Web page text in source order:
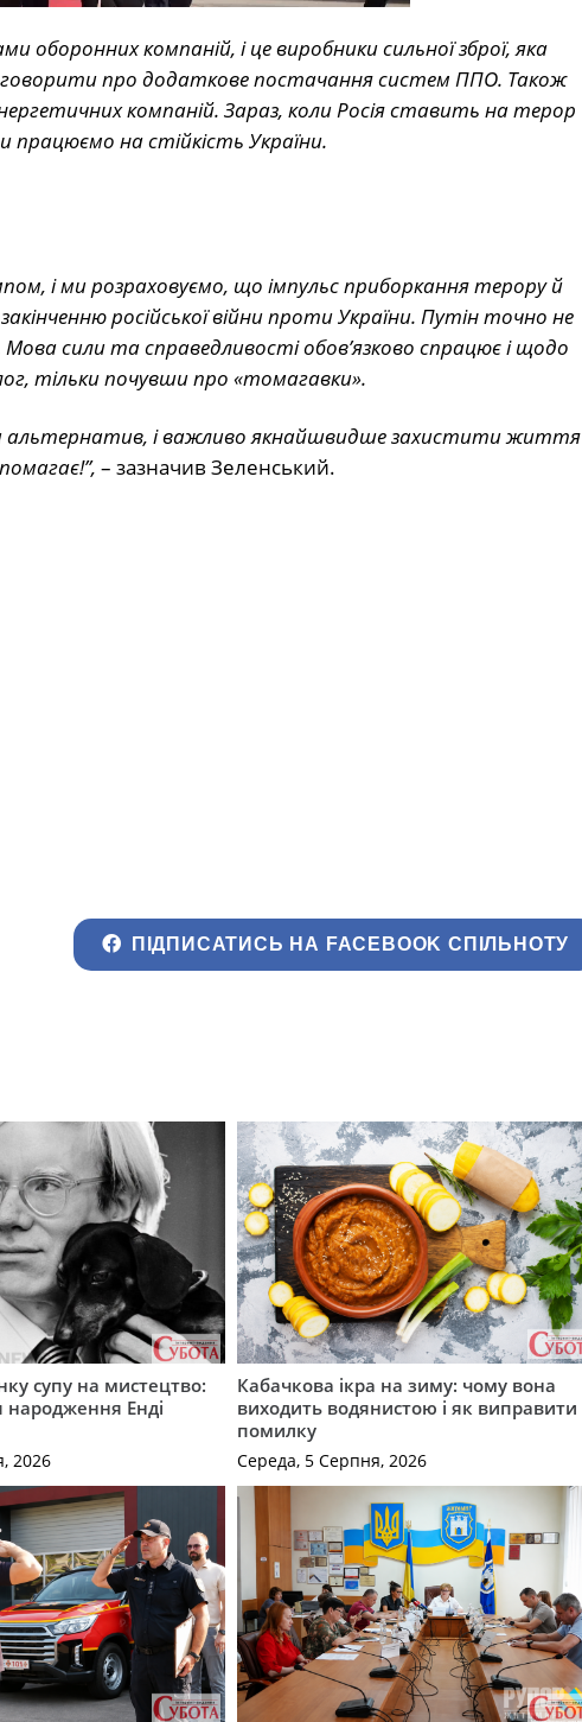
оборонних компаній, і це виробники сильної зброї, яка
про додаткове постачання систем ППО. Також
компаній. Зараз, коли Росія ставить на терор
працюємо на стійкість України.
і ми розраховуємо, що імпульс приборкання терору й
російської війни проти України. Путін точно не
сили та справедливості обовʼязково спрацює і щодо
тільки почувши про «томагавки».
альтернатив, і важливо якнайшвидше захистити життя
– зазначив Зеленський.
ПІДПИСАТИСЬ НА FACEBOOK СПІЛЬНОТУ
супу на мистецтво:
народження Енді
2026
Кабачкова ікра на зиму: чому вона
виходить водянистою і як виправити
помилку
Середа, 5 Серпня, 2026